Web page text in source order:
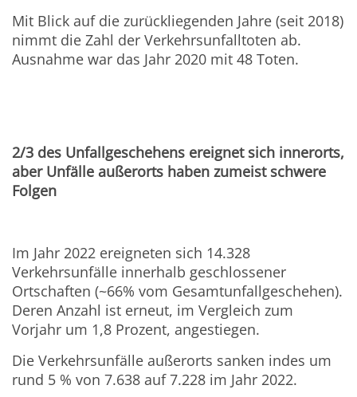
Mit Blick auf die zurückliegenden Jahre (seit 2018)
nimmt die Zahl der Verkehrsunfalltoten ab.
Ausnahme war das Jahr 2020 mit 48 Toten.
2/3 des Unfallgeschehens ereignet sich innerorts,
aber Unfälle außerorts haben zumeist schwere
Folgen
Im Jahr 2022 ereigneten sich 14.328
Verkehrsunfälle innerhalb geschlossener
Ortschaften (~66% vom Gesamtunfallgeschehen).
Deren Anzahl ist erneut, im Vergleich zum
Vorjahr um 1,8 Prozent, angestiegen.
Die Verkehrsunfälle außerorts sanken indes um
rund 5 % von 7.638 auf 7.228 im Jahr 2022.